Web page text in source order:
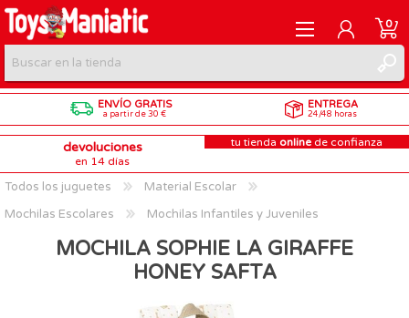
REGISTRARME
INICIAR SESIÓN
0
ENVÍO GRATIS
a partir de 30 €
ENTREGA
24/48 horas
devoluciones
en 14 días
tu tienda online de confianza
Todos los juguetes
Material Escolar
Mochilas Escolares
Mochilas Infantiles y Juveniles
MOCHILA SOPHIE LA GIRAFFE
HONEY SAFTA